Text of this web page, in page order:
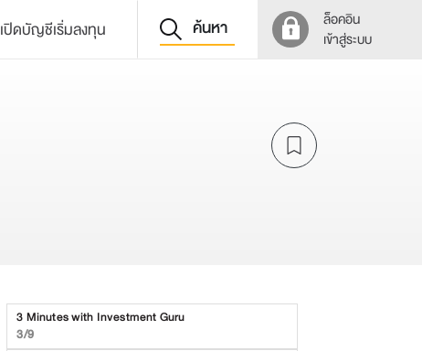
เปิดบัญชีเริ่มลงทุน ค้นหา
ล็อคอิน
เข้าสู่ระบบ
3 Minutes with Investment Guru
3/9